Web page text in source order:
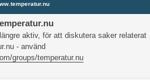
aktiv, för att diskutera saker relaterat
- använd
groups/temperatur.nu